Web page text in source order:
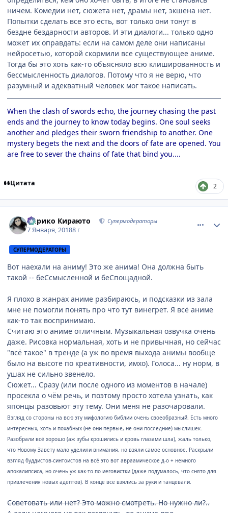
ничем. Комедии нет, сюжета нет, драмы нет, экшена нет.
Попытки сделать все это есть, вот только они тонут в
бездне бездарности авторов. И эти диалоги... только одно
может их оправдать: если на самом деле они написаны
нейросетью, которой скормили все существующее аниме.
Тогда бы это хоть как-то объясняло всю клишированность и
бессмысленность диалогов. Потому что я не верю, что
разумный и адекватный человек мог такое написать.
When the clash of swords echo, the journey chasing the past
ends and the journey to know today begins. One soul seeks
another and pledges their sworn friendship to another. One
mystery begets the next and the doors of fate are opened. You
are free to sever the chains of fate that bind you....
Цитата 2
Кирико Кираюто Супермодераторы
7 Января, 20188 г
СУПЕРМОДЕРАТОРЫ
Вот наехали на аниму! Это же анима! Она должна быть
такой -- беСсмысленной и беСпощадной.
Я плохо в жанрах аниме разбираюсь, и подсказки из зала
мне не помогли понять про что тут винегрет. Я всё аниме
как-то так воспринимаю.
Считаю это аниме отличным. Музыкальная озвучка очень
даже. Рисовка нормальная, хоть и не привычная, но сейчас
"всё такое" в тренде (а уж во время выхода анимы вообще
было на высоте по креативности, имхо). Голоса... ну норм, в
ушах не сильно звенело.
Сюжет... Сразу (или после одного из моментов в начале)
просекла о чём речь, и поэтому просто хотела узнать, как
японцы разовьют эту тему. Они меня не разочаровали.
Взгляд со стороны на всю эту мифологию библии очень своеобразный. Есть много
интересных, хоть и похабных (не они первые, не они последние) мыслишек.
Разобрали всё хорошо (аж зубы крошились и кровь глазами шла), жаль только,
что Новому Завету мало уделили внимания, но взяли самое основное. Раскрыли
взгляд буддистов-синтоистов на всё это вот авраамическое д-о + немного
апокалипсиса, но очень уж как-то по иеговистки (даже подумалось, что снято для
привлечения новых адептов). В конце все взялись за руки и танцевали.
Советовать или нет? Это можно смотреть. Но нужно ли?..